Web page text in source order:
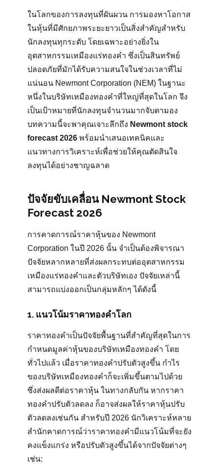
ในโลกของการลงทุนที่ผันผวน การมองหาโอกาส
ในหุ้นที่มีศักยภาพระยะยาวเป็นสิ่งสำคัญสำหรับ
นักลงทุนทุกระดับ โดยเฉพาะอย่างยิ่งใน
อุตสาหกรรมเหมืองแร่ทองคำ ซึ่งเป็นสินทรัพย์
ปลอดภัยที่มักได้รับความสนใจในช่วงเวลาที่ไม่
แน่นอน Newmont Corporation (NEM) ในฐานะ
หนึ่งในบริษัทเหมืองทองคำที่ใหญ่ที่สุดในโลก จึง
เป็นเป้าหมายที่นักลงทุนจำนวนมากจับตามอง
บทความนี้จะพาคุณเจาะลึกถึง Newmont stock
forecast 2026 พร้อมนำเสนอเทคนิคและ
แนวทางการวิเคราะห์เพื่อช่วยให้คุณตัดสินใจ
ลงทุนได้อย่างชาญฉลาด
ปัจจัยขับเคลื่อน Newmont Stock
Forecast 2026
การคาดการณ์ราคาหุ้นของ Newmont
Corporation ในปี 2026 นั้น จำเป็นต้องพิจารณา
ปัจจัยหลากหลายที่ส่งผลกระทบต่ออุตสาหกรรม
เหมืองแร่ทองคำและตัวบริษัทเอง ปัจจัยเหล่านี้
สามารถแบ่งออกเป็นกลุ่มหลักๆ ได้ดังนี้
1. แนวโน้มราคาทองคำโลก
ราคาทองคำเป็นปัจจัยพื้นฐานที่สำคัญที่สุดในการ
กำหนดมูลค่าหุ้นของบริษัทเหมืองทองคำ โดย
ทั่วไปแล้ว เมื่อราคาทองคำปรับตัวสูงขึ้น กำไร
ของบริษัทเหมืองทองคำก็จะเพิ่มขึ้นตามไปด้วย
ซึ่งส่งผลดีต่อราคาหุ้น ในทางกลับกัน หากราคา
ทองคำปรับตัวลดลง ก็อาจส่งผลให้ราคาหุ้นปรับ
ตัวลดลงเช่นกัน สำหรับปี 2026 นักวิเคราะห์หลาย
สำนักคาดการณ์ว่าราคาทองคำมีแนวโน้มที่จะยัง
คงแข็งแกร่ง หรือปรับตัวสูงขึ้นได้จากปัจจัยต่างๆ
เช่น: